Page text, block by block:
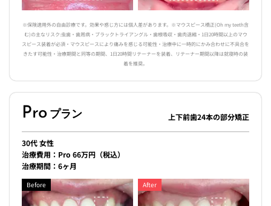
※保険適用外の自由診療です。効果や感じ方には個人差があります。※マウスピース橋正(Oh my teeth含
む)の主なリスク:虫歯・歯周病・ブラックトライアングル・歯根吸収・歯肉退縮・1日20時間以上のマウ
スピース装着が必須・マウスピースにより痛みを感じる可能性・治療中に一時的にかみ合わせに不具合を
きたす可能性・治療期間と同等の期間、1日20時間リテーナーを装着、リテーナー期間以降は就寝時の装
着を推奨。
Pro プラン 上下前歯24本の部分矯正
30代 女性
治療費用：Pro 66万円（税込）
治療期間：6ヶ月
Before After